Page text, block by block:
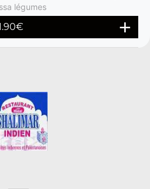
légumes
€